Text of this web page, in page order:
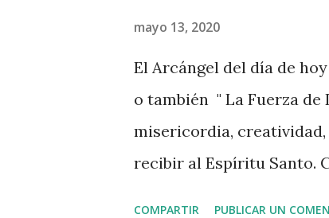
mayo 13, 2020
El Arcángel del día de
o también " La Fuerza
misericordia,
recibir al Espíritu Santo.
COMPARTIR PUBLICAR UN